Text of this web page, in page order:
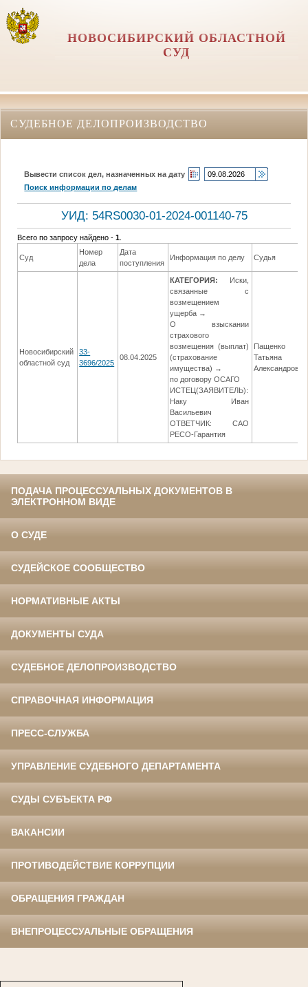
НОВОСИБИРСКИЙ ОБЛАСТНОЙ
СУД
СУДЕБНОЕ ДЕЛОПРОИЗВОДСТВО
Вывести список дел, назначенных на дату
Поиск информации по делам
УИД: 54RS0030-01-2024-001140-75
Всего по запросу найдено -1
Суд
Номер
дела
Дата
поступления
Информация по делу Судья
Новосибирский
областной суд
33-
3696/2025
08.04.2025
КАТЕГОРИЯ:
Иски,
связанные с
возмещением
ущерба →
О взыскании
страхового
возмещения (выплат)
(страхование
имущества) →
по договору ОСАГО
ИСТЕЦ(ЗАЯВИТЕЛЬ):
Наку Иван
Васильевич
ОТВЕТЧИК: САО
РЕСО-Гарантия
Пащенко
Татьяна
Александровна
ПОДАЧА ПРОЦЕССУАЛЬНЫХ ДОКУМЕНТОВ В
ЭЛЕКТРОННОМ ВИДЕ
О СУДЕ
СУДЕЙСКОЕ СООБЩЕСТВО
НОРМАТИВНЫЕ АКТЫ
ДОКУМЕНТЫ СУДА
СУДЕБНОЕ ДЕЛОПРОИЗВОДСТВО
СПРАВОЧНАЯ ИНФОРМАЦИЯ
ПРЕСС-СЛУЖБА
УПРАВЛЕНИЕ СУДЕБНОГО ДЕПАРТАМЕНТА
СУДЫ СУБЪЕКТА РФ
ВАКАНСИИ
ПРОТИВОДЕЙСТВИЕ КОРРУПЦИИ
ОБРАЩЕНИЯ ГРАЖДАН
ВНЕПРОЦЕССУАЛЬНЫЕ ОБРАЩЕНИЯ